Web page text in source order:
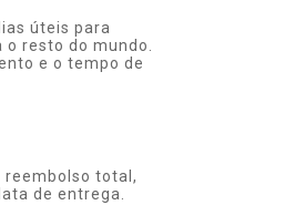
úteis para
resto do mundo.
e o tempo de
reembolso total,
de entrega.